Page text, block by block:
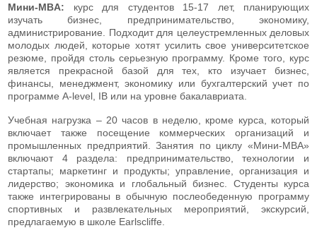
Мини-MBA: курс для студентов 15-17 лет, планирующих
изучать бизнес, предпринимательство, экономику,
администрирование. Подходит для целеустремленных деловых
молодых людей, которые хотят усилить свое университетское
резюме, пройдя столь серьезную программу. Кроме того, курс
является прекрасной базой для тех, кто изучает бизнес,
финансы, менеджмент, экономику или бухгалтерский учет по
программе A-level, IB или на уровне бакалавриата.
Учебная нагрузка – 20 часов в неделю, кроме курса, который
включает также посещение коммерческих организаций и
промышленных предприятий. Занятия по циклу «Мини-МВА»
включают 4 раздела: предпринимательство, технологии и
стартапы; маркетинг и продукты; управление, организация и
лидерство; экономика и глобальный бизнес. Студенты курса
также интегрированы в обычную послеобеденную программу
спортивных и развлекательных мероприятий, экскурсий,
предлагаемую в школе Earlscliffe.